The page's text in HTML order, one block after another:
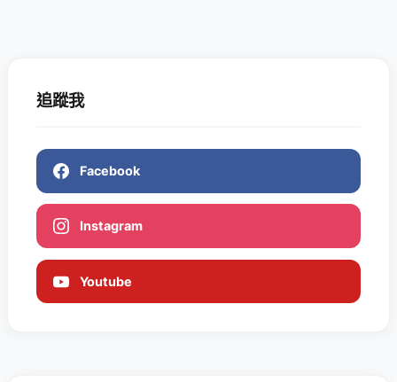
追蹤我
Facebook
Instagram
Youtube